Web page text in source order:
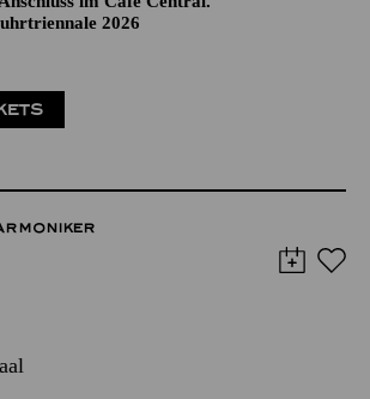
2026